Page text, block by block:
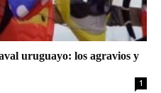
uruguayo: los agravios y
1